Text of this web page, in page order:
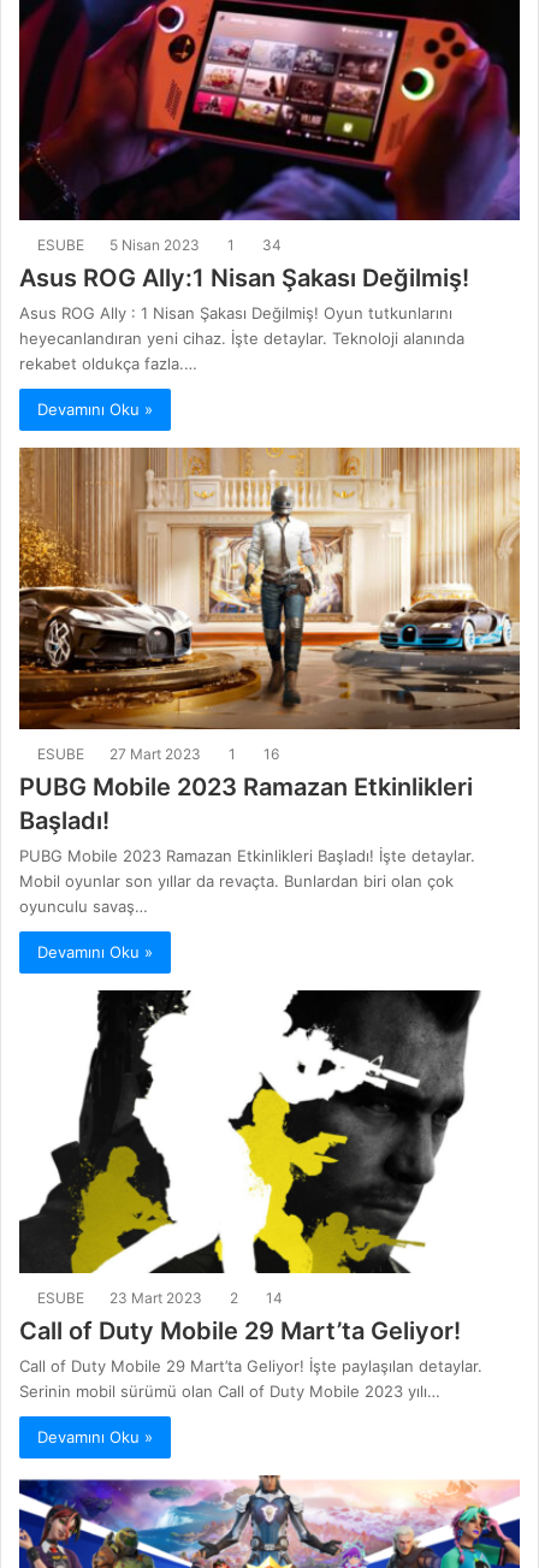
ESUBE 5 Nisan 2023 1 34
Asus ROG Ally:1 Nisan Şakası Değilmiş!
Asus ROG Ally : 1 Nisan Şakası Değilmiş! Oyun tutkunlarını
heyecanlandıran yeni cihaz. İşte detaylar. Teknoloji alanında
rekabet oldukça fazla.…
Devamını Oku »
ESUBE 27 Mart 2023 1 16
PUBG Mobile 2023 Ramazan Etkinlikleri
Başladı!
PUBG Mobile 2023 Ramazan Etkinlikleri Başladı! İşte detaylar.
Mobil oyunlar son yıllar da revaçta. Bunlardan biri olan çok
oyunculu savaş…
Devamını Oku »
ESUBE 23 Mart 2023 2 14
Call of Duty Mobile 29 Mart’ta Geliyor!
Call of Duty Mobile 29 Mart’ta Geliyor! İşte paylaşılan detaylar.
Serinin mobil sürümü olan Call of Duty Mobile 2023 yılı…
Devamını Oku »